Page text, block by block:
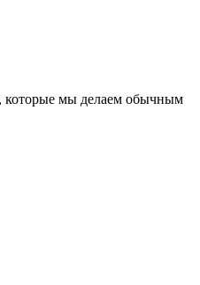
которые мы делаем обычным